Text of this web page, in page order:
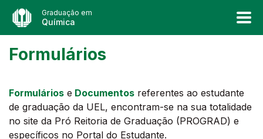
Graduação em
Química
Formulários
Formulários e Documentos referentes ao estudante
de graduação da UEL, encontram-se na sua totalidade
no site da Pró Reitoria de Graduação (PROGRAD) e
específicos no Portal do Estudante.